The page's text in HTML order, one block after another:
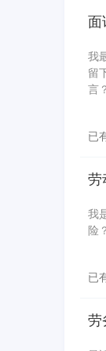
面
我
留
言
已
劳
我
险
已
劳